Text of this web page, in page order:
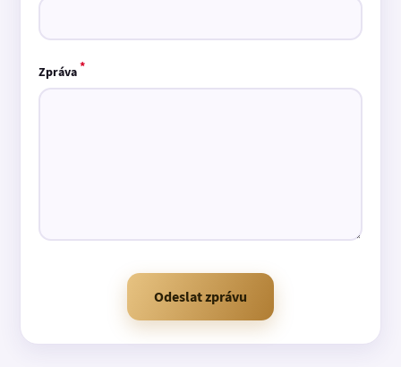
Zpráva*
Odeslat zprávu